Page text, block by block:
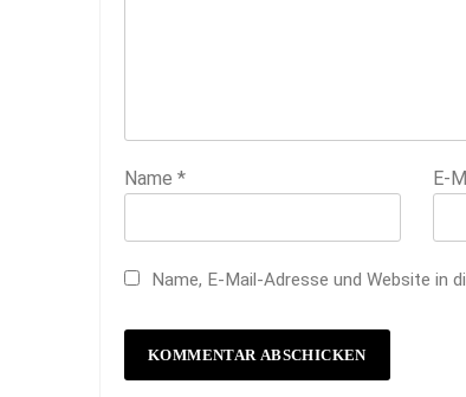
Name * E-
Name, E-Mail-Adresse und Website in